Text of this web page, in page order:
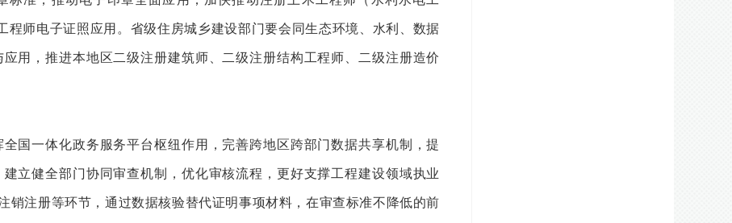
师电子证照应用。省级住房城乡建设部门要会同生态环境、水利、数据
用，推进本地区二级注册建筑师、二级注册结构工程师、二级注册造价
国一体化政务服务平台枢纽作用，完善跨地区跨部门数据共享机制，提
立健全部门协同审查机制，优化审核流程，更好支撑工程建设领域执业
销注册等环节，通过数据核验替代证明事项材料，在审查标准不降低的前